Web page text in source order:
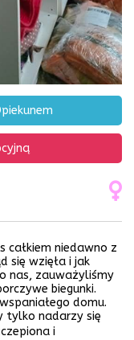
niedawno z
się wzięła i jak
nas, zauważyliśmy
biegunki.
domu.
tylko nadarzy się
i